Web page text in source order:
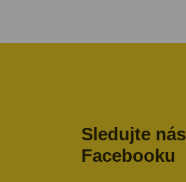
Sledujte
Facebooku